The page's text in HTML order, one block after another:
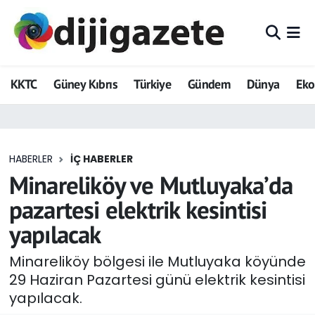
KKTC Güney Kıbrıs Türkiye Gündem Dünya
HABERLER İÇ HABERLER
Minareliköy ve Mutluyaka’da
pazartesi elektrik kesintisi
yapılacak
Minareliköy bölgesi ile Mutluyaka köyünde
29 Haziran Pazartesi günü elektrik kesintisi
yapılacak.
ADVERTORIAL
Dijigazete
Eğitim
Ekonomi
Foto Galeri
GEZİ
Güncel
Hava Durumu
Trafik Durumu
Tüm Manşetler
Son Dakika Haberleri
Haber Arşivi